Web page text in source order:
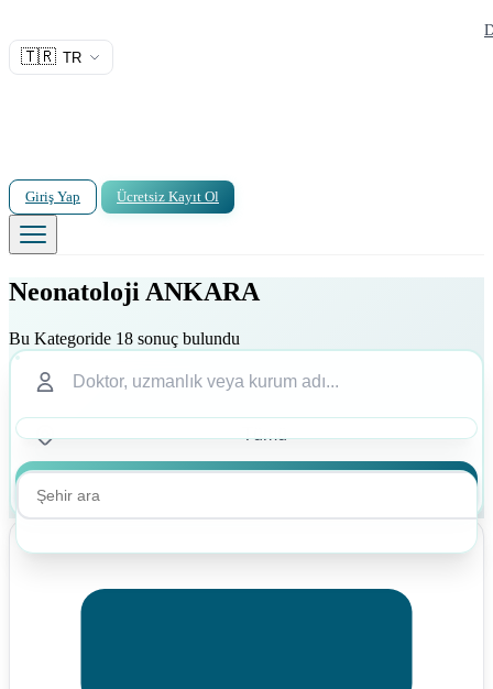
🇹🇷 TR
Giriş Yap Ücretsiz Kayıt Ol
Neonatoloji ANKARA
Bu Kategoride 18 sonuç bulundu